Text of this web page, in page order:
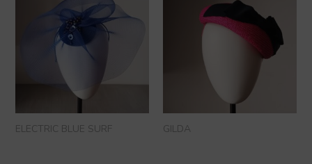
ELECTRIC BLUE SURF GILDA